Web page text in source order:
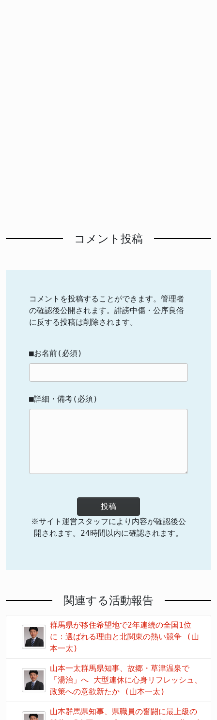
コメント投稿
コメントを投稿することができます。管理者
の確認後公開されます。誹謗中傷・公序良俗
に反する投稿は削除されます。
■お名前(必須)
■詳細・備考(必須)
投稿
※サイト運営スタッフにより内容が確認後公
開されます。24時間以内に確認されます。
関連する活動報告
群馬県が移住希望地で2年連続の全国1位
に：選ばれる理由と北関東の熱い競争 (山
本一太)
山本一太群馬県知事、故郷・草津温泉で
「湯治」へ 大型連休に心身リフレッシュ、
政策への意欲新たか (山本一太)
山本群馬県知事、県職員の奮闘に最上級の